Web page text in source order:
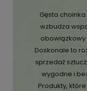
Gęsta
wzbudza
Doskonale to
sprzedaż
wygodne i
Produkty,